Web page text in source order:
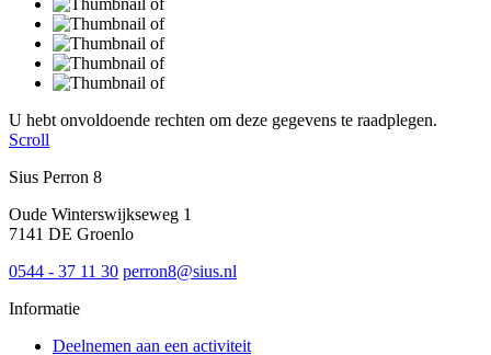
U hebt onvoldoende rechten om deze gegevens te raadplegen.
Scroll
Sius Perron 8
Oude Winterswijkseweg 1
7141 DE Groenlo
0544 - 37 11 30 perron8@sius.nl
Informatie
Deelnemen aan een activiteit